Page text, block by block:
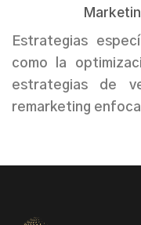
Estrategias
como la
estrategias de
remarketing